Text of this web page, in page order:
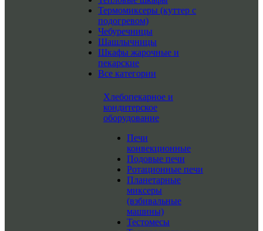
Термомиксеры (куттер с
подогревом)
Чебуречницы
Шашлычницы
Шкафы жарочные и
пекарские
Все категории
Хлебопекарное и
кондитерское
оборудование
Печи
конвекционные
Подовые печи
Ротационные печи
Планетарные
миксеры
(взбивальные
машины)
Тестомесы